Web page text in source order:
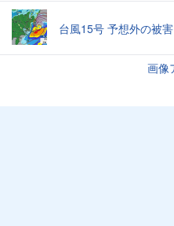
台風15号 予想外の被
画像